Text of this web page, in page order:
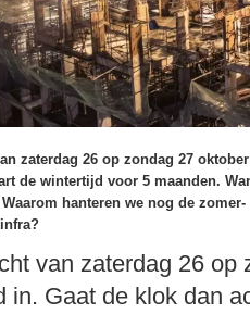
zaterdag 26 op zondag 27
de wintertijd voor 5 maanden.
hanteren we nog de
van zaterdag 26 op
in. Gaat de klok dan